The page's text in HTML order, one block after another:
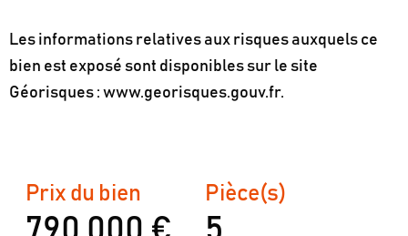
Les informations relatives aux risques auxquels ce
bien est exposé sont disponibles sur le site
Géorisques : www.georisques.gouv.fr.
Prix du bien Pièce(s)